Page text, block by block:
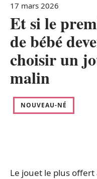
17 mars 2026
Et si le
de bébé
choisir un
malin
NOUVEAU-NÉ
Le jouet le plus